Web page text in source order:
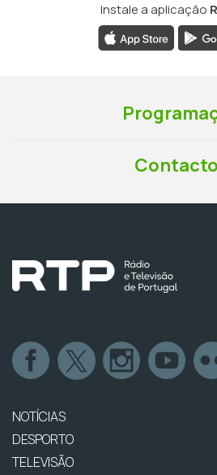
Instale a aplicação
NOTÍCIAS
DESPORTO
TELEVISÃO